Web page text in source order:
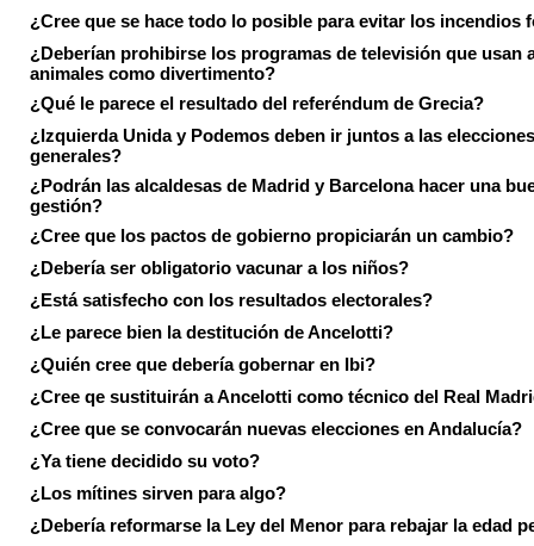
¿Cree que se hace todo lo posible para evitar los incendios
¿Deberían prohibirse los programas de televisión que usan
animales como divertimento?
¿Qué le parece el resultado del referéndum de Grecia?
¿Izquierda Unida y Podemos deben ir juntos a las elecciones
generales?
¿Podrán las alcaldesas de Madrid y Barcelona hacer una
gestión?
¿Cree que los pactos de gobierno propiciarán un cambio?
¿Debería ser obligatorio vacunar a los niños?
¿Está satisfecho con los resultados electorales?
¿Le parece bien la destitución de Ancelotti?
¿Quién cree que debería gobernar en Ibi?
¿Cree qe sustituirán a Ancelotti como técnico del Real
¿Cree que se convocarán nuevas elecciones en Andalucía?
¿Ya tiene decidido su voto?
¿Los mítines sirven para algo?
¿Debería reformarse la Ley del Menor para rebajar la edad